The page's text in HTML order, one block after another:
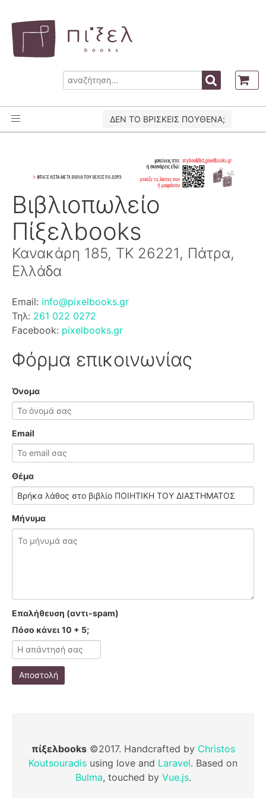
ΔΕΝ ΤΟ ΒΡΙΣΚΕΙΣ ΠΟΥΘΕΝΑ;
Βιβλιοπωλείο
Πίξελbooks
Κανακάρη 185, ΤΚ 26221, Πάτρα,
Ελλάδα
Email: info@pixelbooks.gr
Τηλ: 261 022 0272
Facebook: pixelbooks.gr
Φόρμα επικοινωνίας
Όνομα
Email
Θέμα
Μήνυμα
Επαλήθευση (αντι-spam)
Πόσο κάνει 10 + 5;
Αποστολή
πίξελbooks©2017. Handcrafted by Christos
Koutsouradis using love and Laravel. Based on
Bulma, touched by Vue.js.